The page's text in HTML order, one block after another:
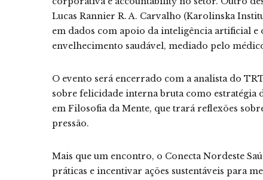
Lucas Rannier R. A. Carvalho (Karolinska
em dados com apoio da inteligência artificial
envelhecimento saudável, mediado pelo
O evento será encerrado com a analista do
sobre felicidade interna bruta como estratégia
em Filosofia da Mente, que trará reflexões
pressão.
Mais que um encontro, o Conecta Nordeste
práticas e incentivar ações sustentáveis para